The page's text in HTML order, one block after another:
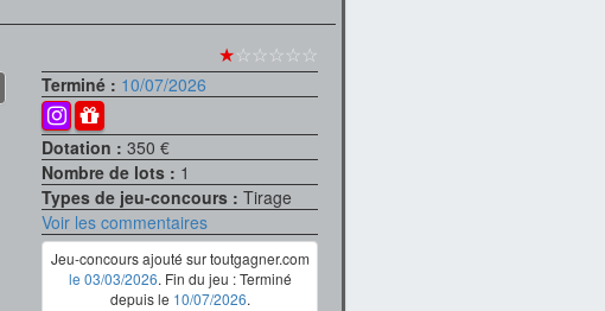
★☆☆☆☆☆
Terminé : 10/07/2026
Dotation :350 €
Nombre de lots : 1
Types de jeu-concours :Tirage
Voir les commentaires
Jeu-concours ajouté sur toutgagner.com
le 03/03/2026. Fin du jeu : Terminé
depuis le 10/07/2026.